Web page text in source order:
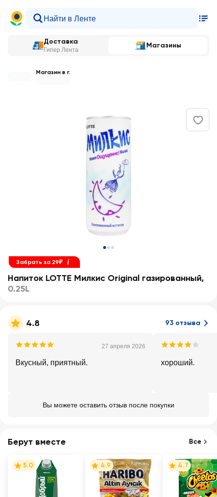
Доставка
Гипер Лента
Магазины
Магазин в г.
Забрать за 29₽
Напиток LOTTE Милкис Original газированный,
0.25L
4.8 93 отзыва
27 апреля 2026
Вкусный, приятный. хороший.
Вы можете оставить отзыв после покупки
Берут вместе Все
5.0 4.9 4.7